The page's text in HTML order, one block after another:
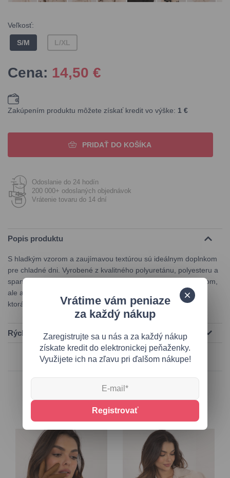
Veľkosť:
S/M L/XL
Cena: 14,50 €
Zakúpením produktu môžete získať kredit vo výške: 1 €
PRIDAŤ DO KOŠÍKA
Odoslanie do 24 hodín
200 000+ odoslaných objednávok
Vrátenie tovaru do 14 dní
Popis produktu
S hladkým vzorom a zaujímavou textúrou sú ideálnym doplnkom
pre chladné dni. Vyrobené z kvalitného polyuretánu, polyesteru a
spandexu, tieto rukavice ponúkajú nielen ochranu pred chladom,
ale aj pohodlné nosenie. Nezabudnite na ich teplú podšívku,
ktorá zabezpečí, že vaše ruky zostanú v teple a pohodlí.
Rýchla pomoc
Podobné produkty
Vrátime vám peniaze
za každý nákup
Zaregistrujte sa u nás a za každý nákup
získate kredit do elektronickej peňaženky.
Využijete ich na zľavu pri ďalšom nákupe!
Registrovať